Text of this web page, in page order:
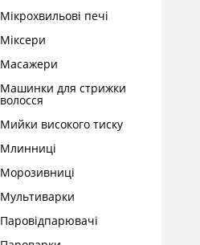
Мікрохвильові печі
Міксери
Масажери
Машинки для стрижки
волосся
Мийки високого тиску
Млинниці
Морозивниці
Мультиварки
Паровідпарювачі